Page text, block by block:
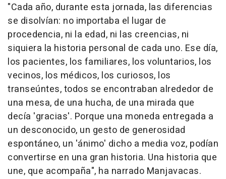
"Cada año, durante esta jornada, las diferencias
se disolvían: no importaba el lugar de
procedencia, ni la edad, ni las creencias, ni
siquiera la historia personal de cada uno. Ese día,
los pacientes, los familiares, los voluntarios, los
vecinos, los médicos, los curiosos, los
transeúntes, todos se encontraban alrededor de
una mesa, de una hucha, de una mirada que
decía 'gracias'. Porque una moneda entregada a
un desconocido, un gesto de generosidad
espontáneo, un 'ánimo' dicho a media voz, podían
convertirse en una gran historia. Una historia que
une, que acompaña", ha narrado Manjavacas.